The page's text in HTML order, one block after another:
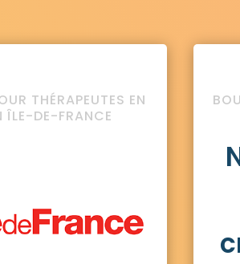
THÉRAPEUTES EN
ÎLE-DE-FRANCE